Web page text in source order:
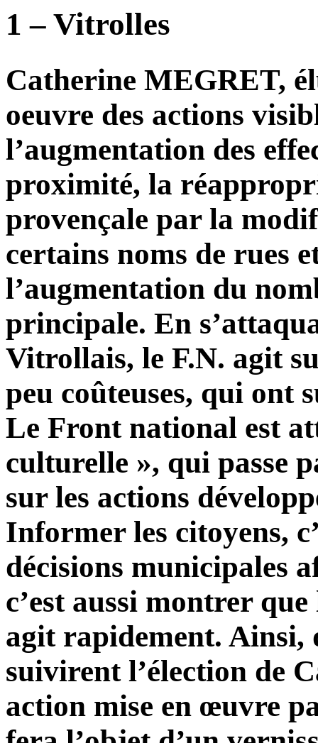
1 – Vitrolles
Catherine MEGRET,
oeuvre des actions
l’augmentation des
proximité, la
provençale par la
certains noms de rues
l’augmentation du
principale. En
Vitrollais, le F.N. agit
peu coûteuses, qui ont
Le Front national est
culturelle », qui passe
sur les actions
Informer les citoyens,
décisions municipales
c’est aussi montrer
agit rapidement. Ainsi,
suivirent l’élection de
action mise en œuvre